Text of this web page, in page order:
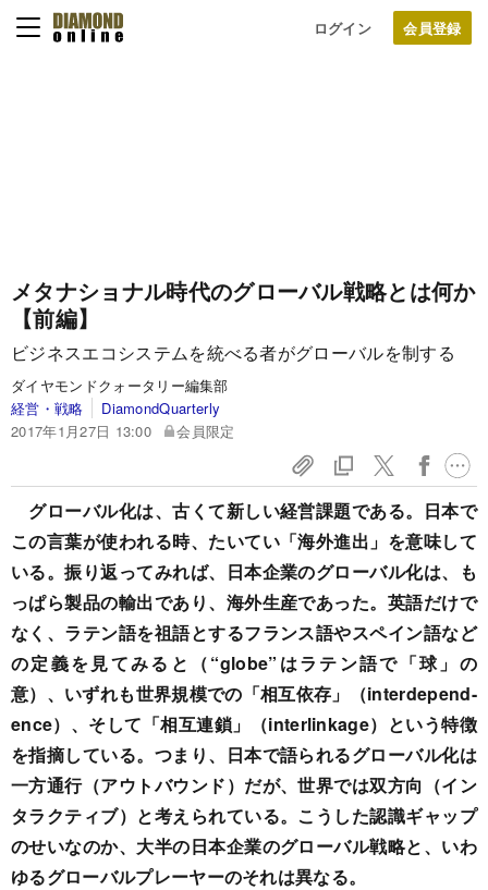
ログイン
メタナショナル時代のグローバル戦略とは何か
【前編】
ビジネスエコシステムを統べる者がグローバルを制する
ダイヤモンドクォータリー編集部
経営・戦略
DiamondQuarterly
2017年1月27日 13:00
会員限定
グローバル化は、古くて新しい経営課題である。 日本で
この言葉が使われる時、たいてい「海外進出」を意味して
いる。振り返ってみれば、日本企業のグローバル化は、も
っぱら製品の輸出であり、海外生産であった。 英語だけで
なく、ラテン語を祖語とするフランス語やスペイン語など
の定義を見てみると（“globe”はラテン語で「球」の
意）、いずれも世界規模での「相互依存」（interdepend-
ence）、そして「相互連鎖」（interlinkage）という特徴
を指摘している。つまり、日本で語られるグローバル化は
一方通行（アウトバウンド）だが、世界では双方向（イン
タラクティブ）と考えられている。 こうした認識ギャップ
のせいなのか、大半の日本企業のグローバル戦略と、いわ
ゆるグローバルプレーヤーのそれは異なる。